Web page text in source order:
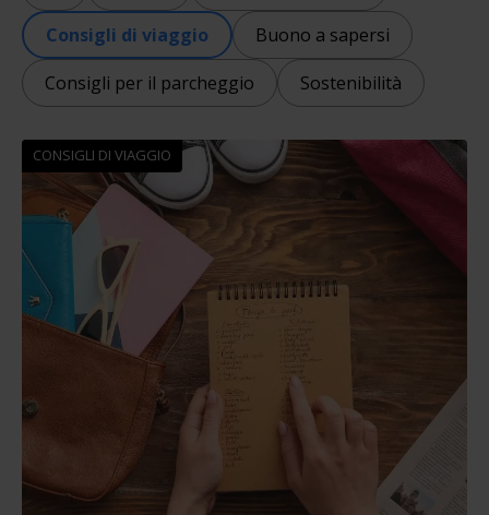
Consigli di viaggio
Buono a sapersi
Consigli per il parcheggio
Sostenibilità
CONSIGLI DI VIAGGIO